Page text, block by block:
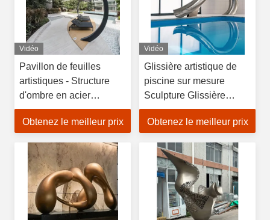
Vidéo
Pavillon de feuilles
artistiques - Structure
d'ombre en acier
inoxydable pour les lieux
de mariage
Obtenez le meilleur prix
Vidéo
Glissière artistique de
piscine sur mesure
Sculpture Glissière
d'eau en acier
inoxydable Pour les
Obtenez le meilleur prix